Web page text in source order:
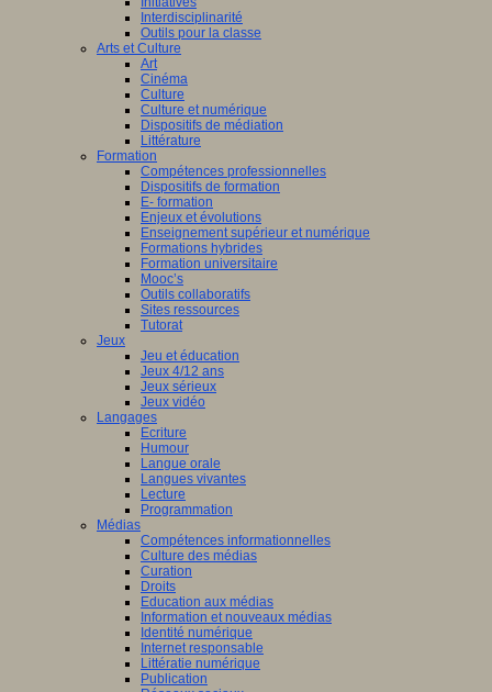
Interdisciplinarité
Outils pour la classe
Arts et Culture
Art
Cinéma
Culture
Culture et numérique
Dispositifs de médiation
Littérature
Formation
Compétences professionnelles
Dispositifs de formation
E- formation
Enjeux et évolutions
Enseignement supérieur et numérique
Formations hybrides
Formation universitaire
Mooc’s
Outils collaboratifs
Sites ressources
Tutorat
Jeux
Jeu et éducation
Jeux 4/12 ans
Jeux sérieux
Jeux vidéo
Langages
Ecriture
Humour
Langue orale
Langues vivantes
Lecture
Programmation
Médias
Compétences informationnelles
Culture des médias
Curation
Droits
Education aux médias
Information et nouveaux médias
Identité numérique
Internet responsable
Littératie numérique
Publication